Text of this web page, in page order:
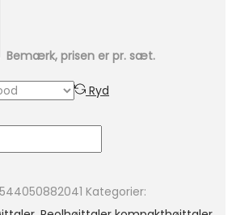
Bemærk, prisen er pr. sæt.
Ryd
Kategorier: